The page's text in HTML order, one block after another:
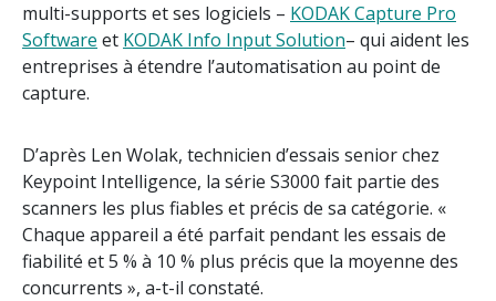
multi-supports et ses logiciels – KODAK Capture Pro
Software et KODAK Info Input Solution– qui aident les
entreprises à étendre l’automatisation au point de
capture.
D’après Len Wolak, technicien d’essais senior chez
Keypoint Intelligence, la série S3000 fait partie des
scanners les plus fiables et précis de sa catégorie. «
Chaque appareil a été parfait pendant les essais de
fiabilité et 5 % à 10 % plus précis que la moyenne des
concurrents », a-t-il constaté.